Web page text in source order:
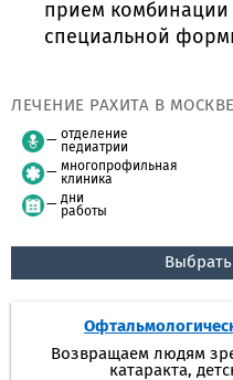
прием
специальной
ЛЕЧЕНИЕ РАХИТА В МОСКВЕ
отделение
педиатрии
многопрофильная
клиника
дни
работы
Возвращаем людям
катаракта,